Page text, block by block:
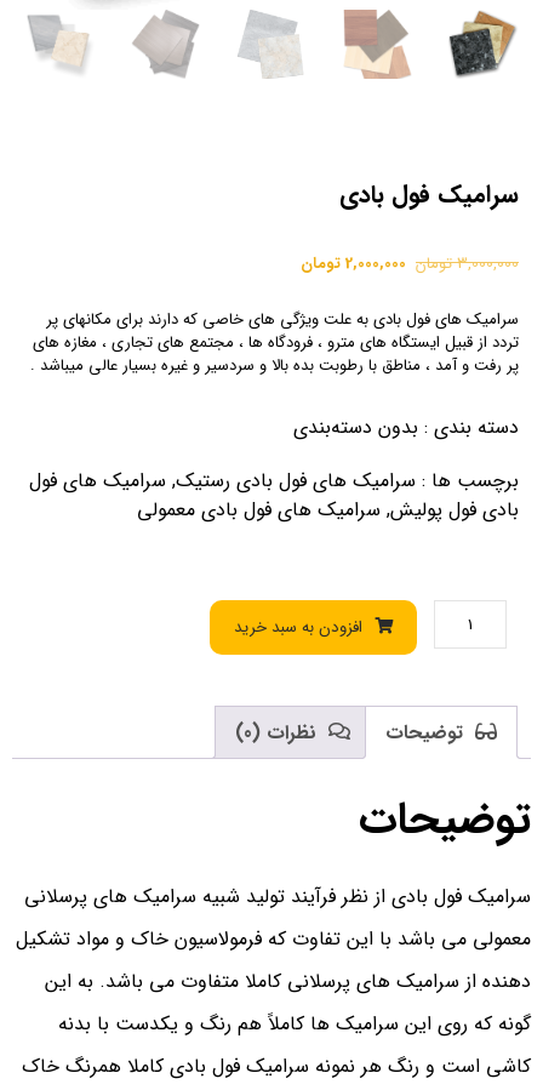
سرامیک فول بادی
3,000,000تومان 2,000,000تومان
سرامیک های فول بادی به علت ویژگی های خاصی که دارند برای مکانهای پر
تردد از قبیل ایستگاه های مترو ، فرودگاه ها ، مجتمع های تجاری ، مغازه های
پر رفت و آمد ، مناطق با رطوبت بده بالا و سردسیر و غیره بسیار عالی میباشد .
دسته بندی : بدون دسته‌بندی
برچسب ها : سرامیک های فول بادی رستیک, سرامیک های فول
بادی فول پولیش, سرامیک های فول بادی معمولی
افزودن به سبد خرید
توضیحات نظرات (0)
توضیحات
سرامیک فول بادی از نظر فرآیند تولید شبیه سرامیک های پرسلانی
معمولی می باشد با این تفاوت که فرمولاسیون خاک و مواد تشکیل
دهنده از سرامیک های پرسلانی کاملا متفاوت می باشد. به این
گونه که روی این سرامیک ها کاملاً هم رنگ و یکدست با بدنه
کاشی است و رنگ هر نمونه سرامیک فول بادی کاملا همرنگ خاک